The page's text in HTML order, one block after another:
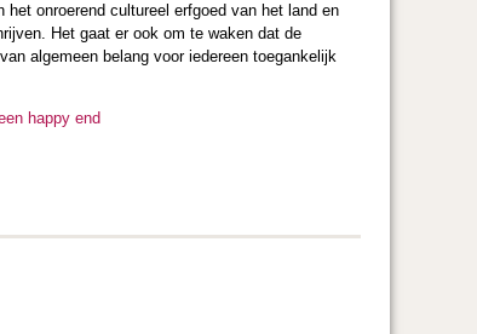
onroerend cultureel erfgoed van het land en
Het gaat er ook om te waken dat de
algemeen belang voor iedereen toegankelijk
happy end